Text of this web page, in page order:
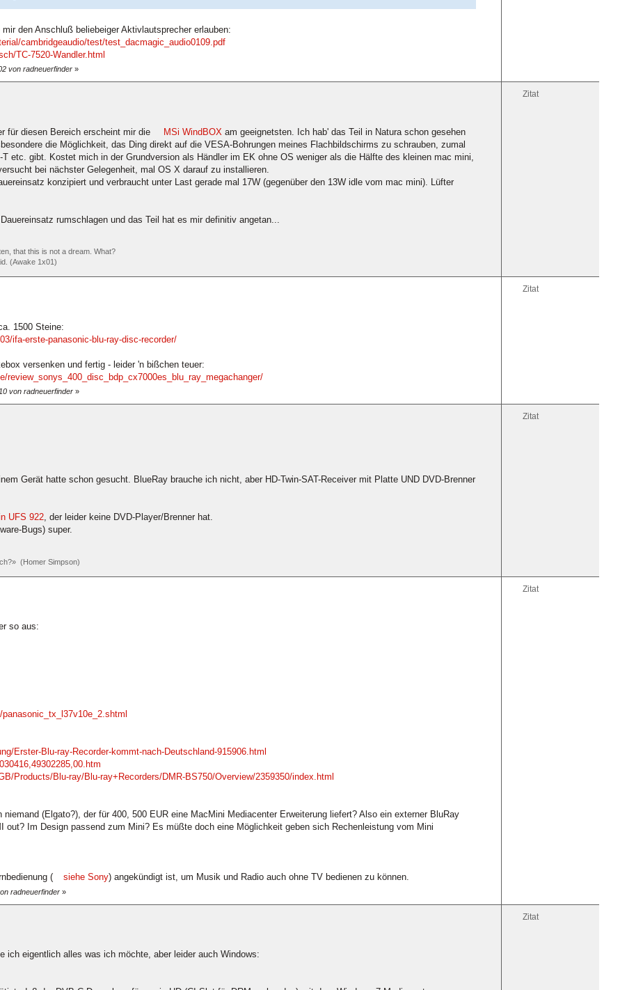
den Anschluß beliebeiger Aktivlautsprecher erlauben:
cambridgeaudio/test/test_dacmagic_audio0109.pdf
TC-7520-Wandler.html
von radneuerfinder »
Zitat
für diesen Bereich erscheint mir die MSi WindBOX am geeignetsten. Ich hab' das Teil in Natura schon gesehen
die Möglichkeit, das Ding direkt auf die VESA-Bohrungen meines Flachbildschirms zu schrauben, zumal
etc. gibt. Kostet mich in der Grundversion als Händler im EK ohne OS weniger als die Hälfte des kleinen mac mini,
bei nächster Gelegenheit, mal OS X darauf zu installieren.
konzipiert und verbraucht unter Last gerade mal 17W (gegenüber den 13W idle vom mac mini). Lüfter
rumschlagen und das Teil hat es mir definitiv angetan...
that this is not a dream. What?
(Awake 1x01)
Zitat
1500 Steine:
ifa-erste-panasonic-blu-ray-disc-recorder/
versenken und fertig - leider 'n bißchen teuer:
review_sonys_400_disc_bdp_cx7000es_blu_ray_megachanger/
von radneuerfinder »
Zitat
Gerät hatte schon gesucht. BlueRay brauche ich nicht, aber HD-Twin-SAT-Receiver mit Platte UND DVD-Brenner
UFS 922, der leider keine DVD-Player/Brenner hat.
Bugs) super.
(Homer Simpson)
Zitat
so aus:
Erster-Blu-ray-Recorder-kommt-nach-Deutschland-915906.html
Products/Blu-ray/Blu-ray+Recorders/DMR-BS750/Overview/2359350/index.html
(Elgato?), der für 400, 500 EUR eine MacMini Mediacenter Erweiterung liefert? Also ein externer BluRay
out? Im Design passend zum Mini? Es müßte doch eine Möglichkeit geben sich Rechenleistung vom Mini
( siehe Sony) angekündigt ist, um Musik und Radio auch ohne TV bedienen zu können.
radneuerfinder »
Zitat
ich eigentlich alles was ich möchte, aber leider auch Windows: